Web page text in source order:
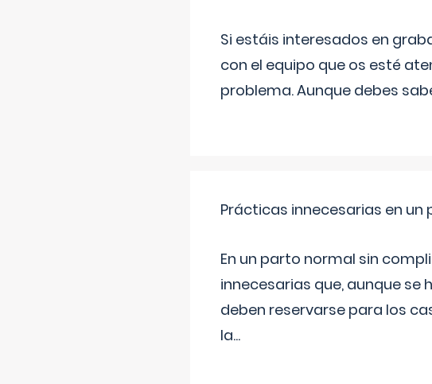
Si estáis interesados en
con el equipo que os esté
problema. Aunque debes
Prácticas innecesarias en
En un parto normal sin
innecesarias que, aunque se
deben reservarse para los
la...